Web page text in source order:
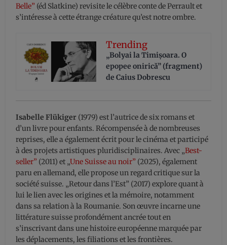
Belle” (éd Slatkine) revisite le célèbre conte de Perrault et
s’intéresse à cette étrange créature qu’est notre ombre.
Trending
„Bolyai la Timișoara. O
epopee onirică” (fragment)
de Caius Dobrescu
Isabelle Flükiger (1979) est l’autrice de six romans et
d’un livre pour enfants. Récompensée à de nombreuses
reprises, elle a également écrit pour le cinéma et participé
à des projets artistiques pluridisciplinaires. Avec „Best-
seller” (2011) et „Une Suisse au noir” (2025), également
paru en allemand, elle propose un regard critique sur la
société suisse. „Retour dans l’Est” (2017) explore quant à
lui le lien avec les origines et la mémoire, notamment
dans sa relation à la Roumanie. Son œuvre incarne une
littérature suisse profondément ancrée tout en
s’inscrivant dans une histoire européenne marquée par
les déplacements, les filiations et les frontières.